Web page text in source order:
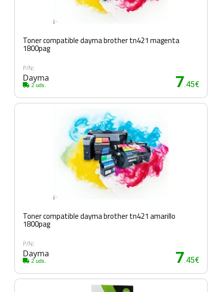
Toner compatible dayma brother tn421 magenta
1800pag
P/N:
Dayma
2 uds. 7.45€
Toner compatible dayma brother tn421 amarillo
1800pag
P/N:
Dayma
2 uds. 7.45€